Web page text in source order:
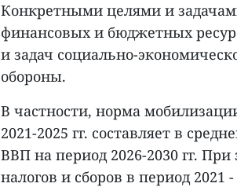
Конкретными целями и
финансовых и бюджетных
и задач социально-
обороны.
В частности, норма
2021-2025 гг. составляет в
ВВП на период 2026-2030 гг.
налогов и сборов в период 2021